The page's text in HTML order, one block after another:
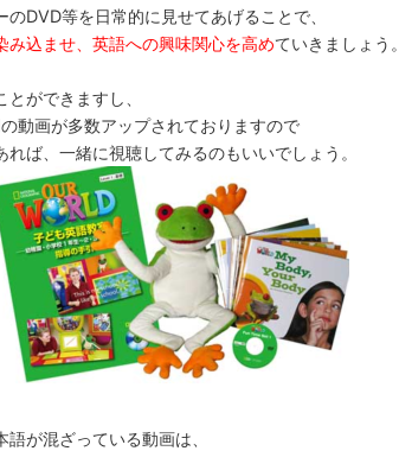
DVD等を日常的に見せてあげることで、
み込ませ、英語への興味関心を高めていきましょう。
ができますし、
動画が多数アップされておりますので
ば、一緒に視聴してみるのもいいでしょう。
が混ざっている動画は、